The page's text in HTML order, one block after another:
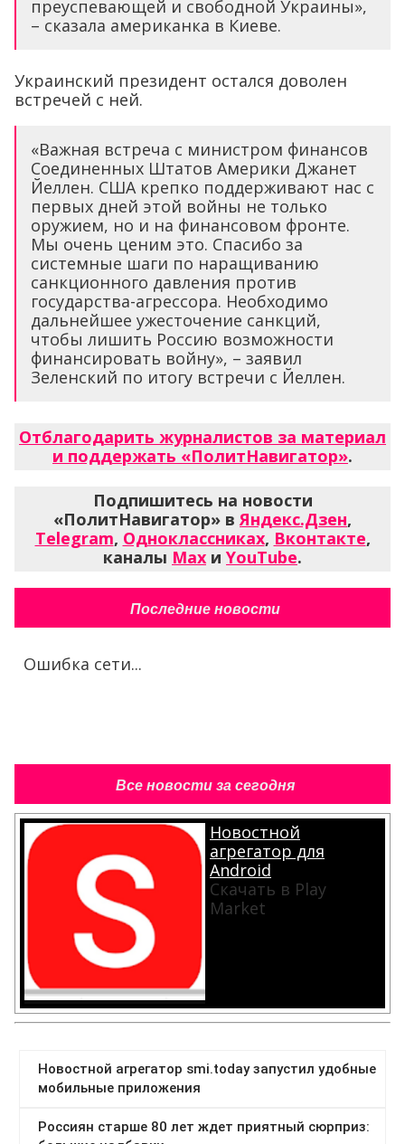
преуспевающей и свободной Украины»,
– сказала американка в Киеве.
Украинский президент остался доволен
встречей с ней.
«Важная встреча с министром финансов
Соединенных Штатов Америки Джанет
Йеллен. США крепко поддерживают нас с
первых дней этой войны не только
оружием, но и на финансовом фронте.
Мы очень ценим это. Спасибо за
системные шаги по наращиванию
санкционного давления против
государства-агрессора. Необходимо
дальнейшее ужесточение санкций,
чтобы лишить Россию возможности
финансировать войну», – заявил
Зеленский по итогу встречи с Йеллен.
Отблагодарить журналистов за материал
и поддержать «ПолитНавигатор».
Подпишитесь на новости
«ПолитНавигатор» вЯндекс.Дзен,
Telegram, Одноклассниках, Вконтакте,
каналы Max и YouTube.
Последние новости
Ошибка сети...
Все новости за сегодня
Новостной
агрегатор для
Android
Скачать в Play
Market